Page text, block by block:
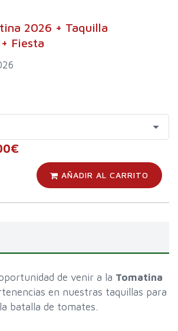
2026 + Taquilla
Fiesta
AÑADIR AL CARRITO
de venir a la Tomatina
en nuestras taquillas para
batalla de tomates.